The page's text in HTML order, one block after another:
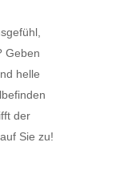
Geben
helle
der
Sie zu!